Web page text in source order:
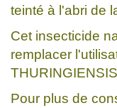
teinté à l'abri de
Cet insecticide
remplacer
Pour plus de